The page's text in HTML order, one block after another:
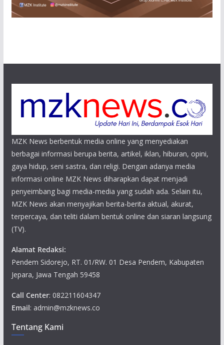
MZK News berbentuk media online yang menyediakan
berbagai informasi berupa berita, artikel, iklan, hiburan, opini,
gaya hidup, seni sastra, dan religi. Dengan adanya media
informasi online MZK News diharapkan dapat menjadi
penyeimbang bagi media-media yang sudah ada. Selain itu,
MZK News akan menyajikan berita-berita aktual, akurat,
terpercaya, dan teliti dalam bentuk online dan siaran langsung
(TV).
Alamat Redaksi:
Pendem Sidorejo, RT. 01/RW. 01 Desa Pendem, Kabupaten
Jepara, Jawa Tengah 59458
Call Center: 082211604347
Email: admin@mzknews.co
Tentang Kami